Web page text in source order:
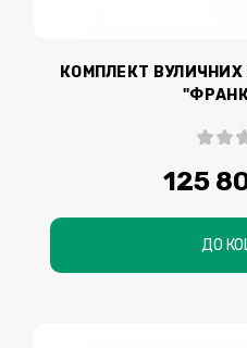
КОМПЛЕКТ ВУЛИЧНИХ
125
ДО